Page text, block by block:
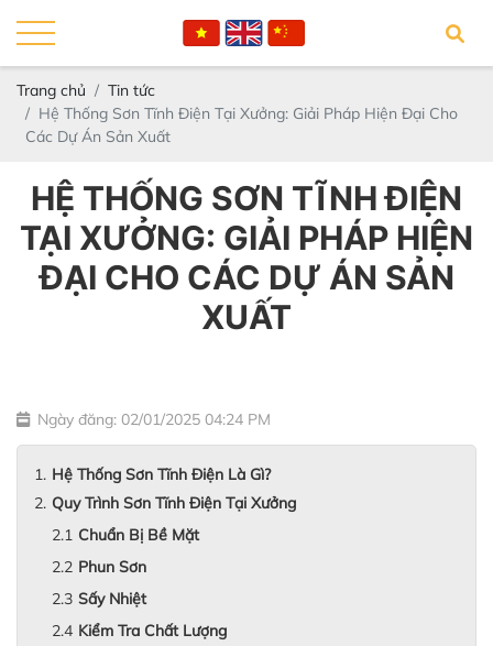
Trang chủ
Tin tức
Hệ Thống Sơn Tĩnh Điện Tại Xưởng: Giải Pháp Hiện Đại Cho
Các Dự Án Sản Xuất
HỆ THỐNG SƠN TĨNH ĐIỆN
TẠI XƯỞNG: GIẢI PHÁP HIỆN
ĐẠI CHO CÁC DỰ ÁN SẢN
XUẤT
Ngày đăng: 02/01/2025 04:24 PM
Hệ Thống Sơn Tĩnh Điện Là Gì?
Quy Trình Sơn Tĩnh Điện Tại Xưởng
Chuẩn Bị Bề Mặt
Phun Sơn
Sấy Nhiệt
Kiểm Tra Chất Lượng